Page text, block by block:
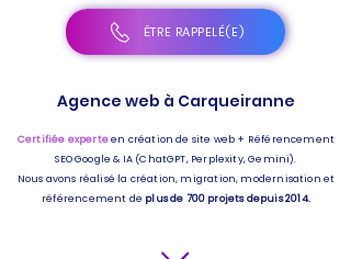
ÊTRE RAPPELÉ(E)
Agence web à Carqueiranne
Certifiée experteen création de site web + Référencement
SEO Google & IA (ChatGPT, Perplexity, Gemini).
Nous avons réalisé la création, migration, modernisation et
référencement de plus de 700 projets depuis 2014.